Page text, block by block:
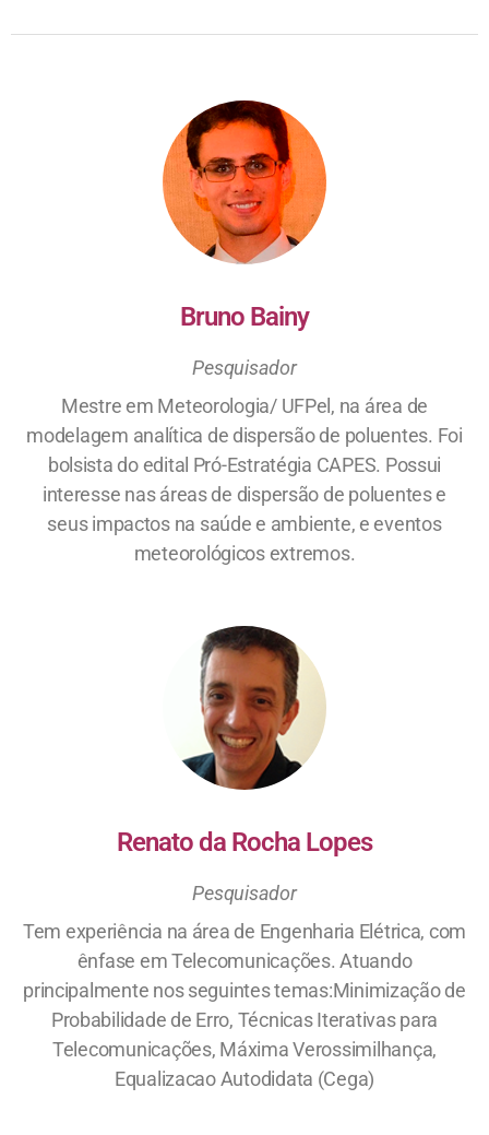
Bruno Bainy
Pesquisador
Mestre em Meteorologia/ UFPel, na área de
modelagem analítica de dispersão de poluentes. Foi
bolsista do edital Pró-Estratégia CAPES. Possui
interesse nas áreas de dispersão de poluentes e
seus impactos na saúde e ambiente, e eventos
meteorológicos extremos.
Renato da Rocha Lopes
Pesquisador
Tem experiência na área de Engenharia Elétrica, com
ênfase em Telecomunicações. Atuando
principalmente nos seguintes temas:Minimização de
Probabilidade de Erro, Técnicas Iterativas para
Telecomunicações, Máxima Verossimilhança,
Equalizacao Autodidata (Cega)